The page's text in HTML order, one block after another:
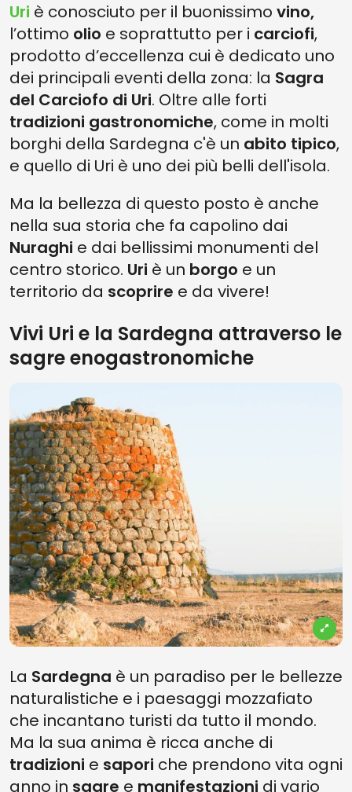
Uri è conosciuto per il buonissimo vino,
l’ottimo olio e soprattutto per i carciofi,
prodotto d’eccellenza cui è dedicato uno
dei principali eventi della zona: la Sagra
del Carciofo di Uri. Oltre alle forti
tradizioni gastronomiche, come in molti
borghi della Sardegna c'è un abito tipico,
e quello di Uri è uno dei più belli dell'isola.
Ma la bellezza di questo posto è anche
nella sua storia che fa capolino dai
Nuraghi e dai bellissimi monumenti del
centro storico. Uri è un borgo e un
territorio da scoprire e da vivere!
Vivi Uri e la Sardegna attraverso le
sagre enogastronomiche
La Sardegna è un paradiso per le bellezze
naturalistiche e i paesaggi mozzafiato
che incantano turisti da tutto il mondo.
Ma la sua anima è ricca anche di
tradizioni e sapori che prendono vita ogni
anno in sagre e manifestazioni di vario